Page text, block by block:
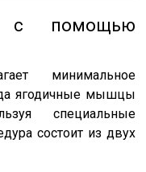
с помощью
минимальное
ягодичные мышцы
специальные
состоит из двух